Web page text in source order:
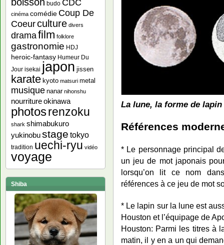
La lune, la forme de
Références
* Le personnage principal
un jeu de mot japonais
lorsqu’on lit ce nom
références à ce jeu de mot
* Le lapin sur la lune est
Houston et l’équipage de
Houston: Parmi les titres à
matin, il y en a un qui
budo CDC
cinéma comédie Coup De
Coeurculture divers
dramafilm folklore
gastronomie HDJ
heroic-fantasy Humeur Du
Jour isekai japon jissen
karate kyoto matsuri metal
musique nanar nihonshu
nourritureokinawa
photosrenzoku
shark shimabukuro
yukinobustage tokyo
tradition uechi-ryu vidéo
voyage
Shiba